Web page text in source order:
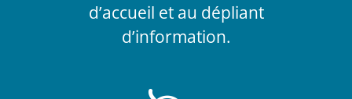
d’accueil et au dépliant
d’information.